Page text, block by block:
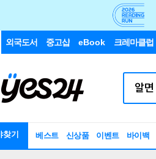
외국도서 중고샵 eBook 크레마클럽
기 베스트 신상품 이벤트 바이백